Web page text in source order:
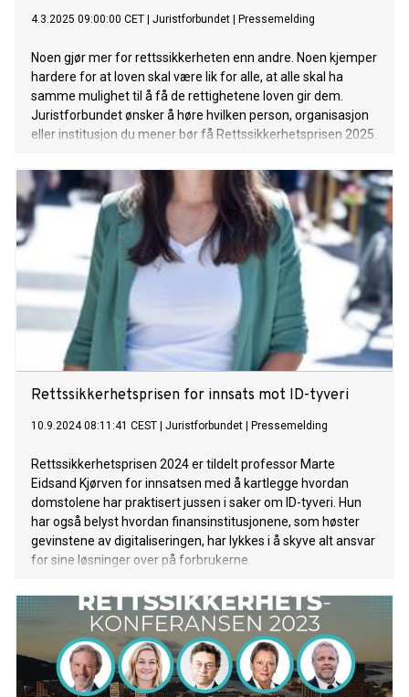
4.3.2025 09:00:00 CET Juristforbundet Pressemelding
Noen gjør mer for rettssikkerheten enn andre. Noen kjemper
hardere for at loven skal være lik for alle, at alle skal ha
samme mulighet til å få de rettighetene loven gir dem.
Juristforbundet ønsker å høre hvilken person, organisasjon
eller institusjon du mener bør få Rettssikkerhetsprisen 2025.
Rettssikkerhetsprisen for innsats mot ID-tyveri
10.9.2024 08:11:41 CEST Juristforbundet Pressemelding
Rettssikkerhetsprisen 2024 er tildelt professor Marte
Eidsand Kjørven for innsatsen med å kartlegge hvordan
domstolene har praktisert jussen i saker om ID-tyveri. Hun
har også belyst hvordan finansinstitusjonene, som høster
gevinstene av digitaliseringen, har lykkes i å skyve alt ansvar
for sine løsninger over på forbrukerne.